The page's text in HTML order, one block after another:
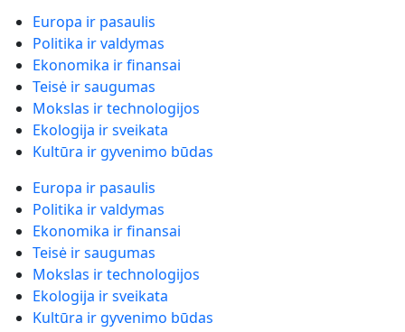
Europa ir pasaulis
Politika ir valdymas
Ekonomika ir finansai
Teisė ir saugumas
Mokslas ir technologijos
Ekologija ir sveikata
Kultūra ir gyvenimo būdas
Europa ir pasaulis
Politika ir valdymas
Ekonomika ir finansai
Teisė ir saugumas
Mokslas ir technologijos
Ekologija ir sveikata
Kultūra ir gyvenimo būdas